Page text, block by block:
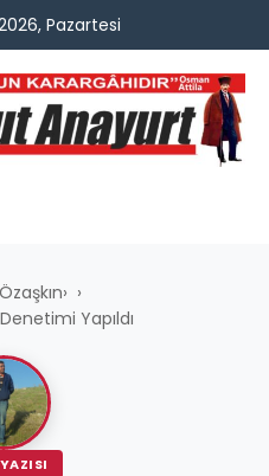
Pazartesi
›
Yapıldı